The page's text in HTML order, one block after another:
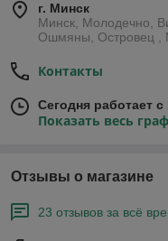
г. Минск
Минск, Молодечно,
Ошмяны, Островец ,
Контакты
Сегодня работает
Показать весь
Отзывы о магазине
23 отзывов за всё